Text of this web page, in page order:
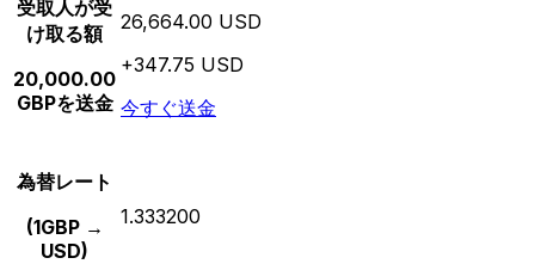
受取人が受
け取る額
20,000.00
GBPを送金
26,664.00 USD
+347.75 USD
今すぐ送金
為替レート
(1GBP →
USD)
1.333200